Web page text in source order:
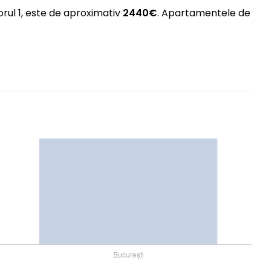
1, este de aproximativ 2440€. Apartamentele de